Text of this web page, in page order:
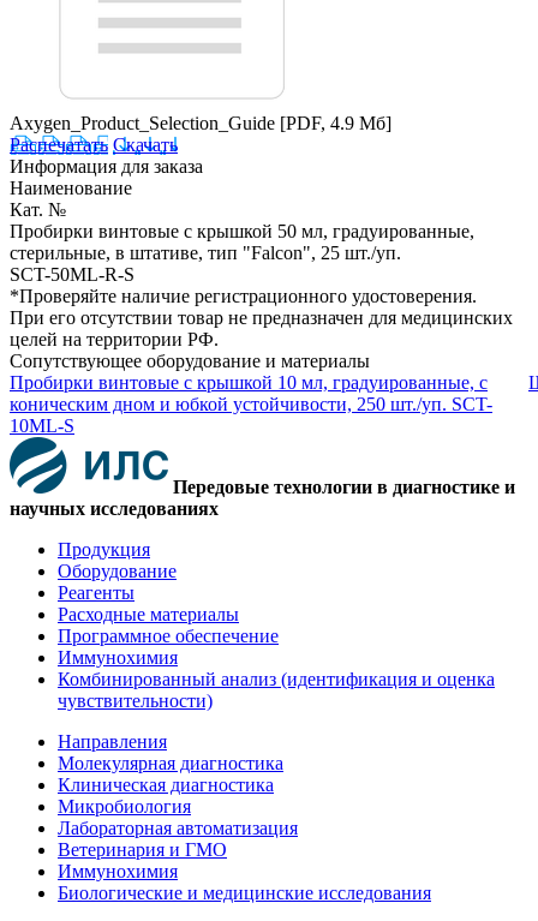
Axygen_Product_Selection_Guide [PDF, 4.9 Мб]
Распечатать Скачать
Информация для заказа
Наименование
Кат. №
Пробирки винтовые с крышкой 50 мл, градуированные,
стерильные, в штативе, тип "Falcon", 25 шт./уп.
SCT-50ML-R-S
*Проверяйте наличие регистрационного удостоверения.
При его отсутствии товар не предназначен для медицинских
целей на территории РФ.
Сопутствующее оборудование и материалы
Пробирки винтовые с крышкой 10 мл, градуированные, с
коническим дном и юбкой устойчивости, 250 шт./уп. SCT-
10ML-S
Передовые технологии в диагностике и
научных исследованиях
Продукция
Оборудование
Реагенты
Расходные материалы
Программное обеспечение
Иммунохимия
Комбинированный анализ (идентификация и оценка
чувствительности)
Направления
Молекулярная диагностика
Клиническая диагностика
Микробиология
Лабораторная автоматизация
Ветеринария и ГМО
Иммунохимия
Биологические и медицинские исследования